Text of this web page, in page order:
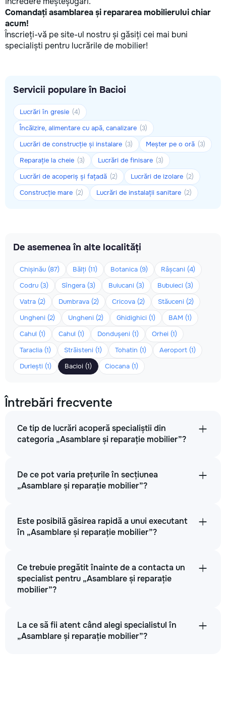
Comandați asamblarea și repararea mobilierului chiar
acum!
Înscrieți-vă pe site-ul nostru și găsiți cei mai buni
specialiști pentru lucrările de mobilier!
Servicii populare în Bacioi
Lucrări în gresie (4)
Încălzire, alimentare cu apă, canalizare (3)
Lucrări de construcție și instalare (3) Meșter pe o oră (3)
Reparație la cheie (3) Lucrări de finisare (3)
Lucrări de acoperiș și fațadă (2) Lucrări de izolare (2)
Construcție mare (2) Lucrări de instalații sanitare (2)
De asemenea în alte localități
Chișinău (87) Bălți (11) Botanica (9)
Râșcani (4)
Codru (3)
Sîngera (3) Buiucani (3)
Bubuieci (3)
Vatra (2)
Dumbrava (2) Cricova (2)
Stăuceni (2)
Ungheni (2)
Ungheni (2) Ghidighici (1)
BAM (1)
Cahul (1)
Cahul (1) Dondușeni (1)
Orhei (1)
Taraclia (1)
Străisteni (1) Tohatin (1)
Aeroport (1)
Durlești (1)
Bacioi (1) Ciocana (1)
Întrebări frecvente
Ce tip de lucrări acoperă specialiștii din
categoria „Asamblare și reparație mobilier”?
De ce pot varia prețurile în secțiunea
„Asamblare și reparație mobilier”?
Este posibilă găsirea rapidă a unui executant
în „Asamblare și reparație mobilier”?
Ce trebuie pregătit înainte de a contacta un
specialist pentru „Asamblare și reparație
mobilier”?
La ce să fii atent când alegi specialistul în
„Asamblare și reparație mobilier”?